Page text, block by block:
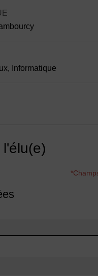
la fiche
Informatique